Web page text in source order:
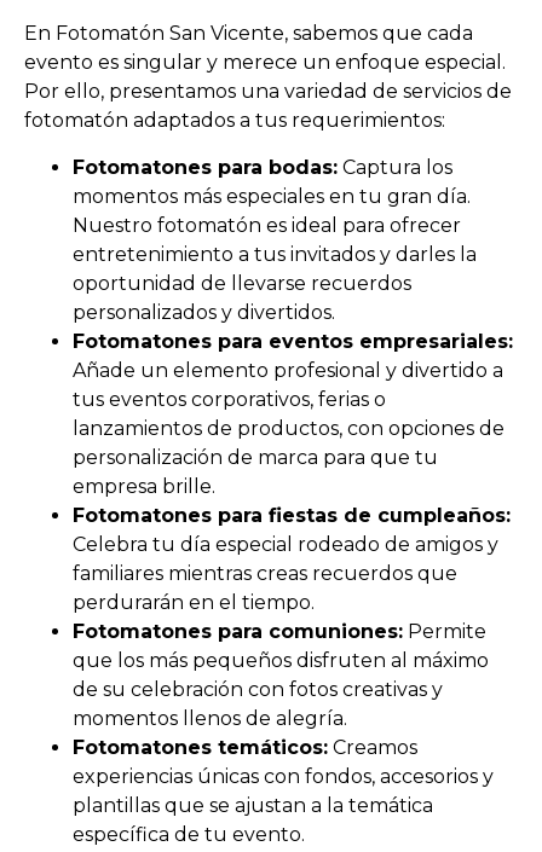
En Fotomatón San Vicente, sabemos que cada
evento es singular y merece un enfoque especial.
Por ello, presentamos una variedad de servicios de
fotomatón adaptados a tus requerimientos:
Fotomatones para bodas: Captura los
momentos más especiales en tu gran día.
Nuestro fotomatón es ideal para ofrecer
entretenimiento a tus invitados y darles la
oportunidad de llevarse recuerdos
personalizados y divertidos.
Fotomatones para eventos empresariales:
Añade un elemento profesional y divertido a
tus eventos corporativos, ferias o
lanzamientos de productos, con opciones de
personalización de marca para que tu
empresa brille.
Fotomatones para fiestas de cumpleaños:
Celebra tu día especial rodeado de amigos y
familiares mientras creas recuerdos que
perdurarán en el tiempo.
Fotomatones para comuniones: Permite
que los más pequeños disfruten al máximo
de su celebración con fotos creativas y
momentos llenos de alegría.
Fotomatones temáticos: Creamos
experiencias únicas con fondos, accesorios y
plantillas que se ajustan a la temática
específica de tu evento.